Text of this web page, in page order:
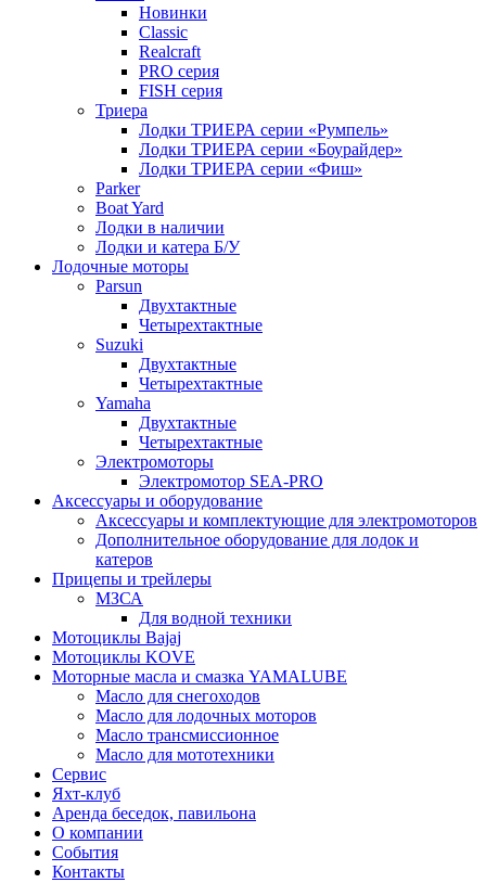
Новинки
Classic
Realcraft
PRO серия
FISH серия
Триера
Лодки ТРИЕРА серии «Румпель»
Лодки ТРИЕРА серии «Боурайдер»
Лодки ТРИЕРА серии «Фиш»
Parker
Boat Yard
Лодки в наличии
Лодки и катера Б/У
Лодочные моторы
Parsun
Двухтактные
Четырехтактные
Suzuki
Двухтактные
Четырехтактные
Yamaha
Двухтактные
Четырехтактные
Электромоторы
Электромотор SEA-PRO
Аксессуары и оборудование
Аксессуары и комплектующие для электромоторов
Дополнительное оборудование для лодок и
катеров
Прицепы и трейлеры
МЗСА
Для водной техники
Мотоциклы Bajaj
Мотоциклы KOVE
Моторные масла и смазка YAMALUBE
Масло для снегоходов
Масло для лодочных моторов
Масло трансмиссионное
Масло для мототехники
Сервис
Яхт-клуб
Аренда беседок, павильона
О компании
События
Контакты